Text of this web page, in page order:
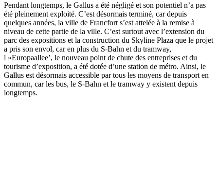
Pendant longtemps, le Gallus a été négligé et son potentiel n’a pas
été pleinement exploité. C’est désormais terminé, car depuis
quelques années, la ville de Francfort s’est attelée à la remise à
niveau de cette partie de la ville. C’est surtout avec l’extension du
parc des expositions et la construction du Skyline Plaza que le projet
a pris son envol, car en plus du S-Bahn et du tramway,
l »Europaallee’, le nouveau point de chute des entreprises et du
tourisme d’exposition, a été dotée d’une station de métro. Ainsi, le
Gallus est désormais accessible par tous les moyens de transport en
commun, car les bus, le S-Bahn et le tramway y existent depuis
longtemps.